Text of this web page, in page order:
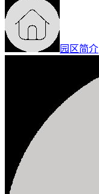
园区简介